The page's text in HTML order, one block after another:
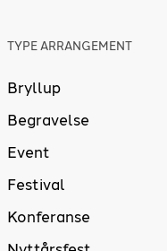
TYPE ARRANGEMENT
Bryllup
Begravelse
Event
Festival
Konferanse